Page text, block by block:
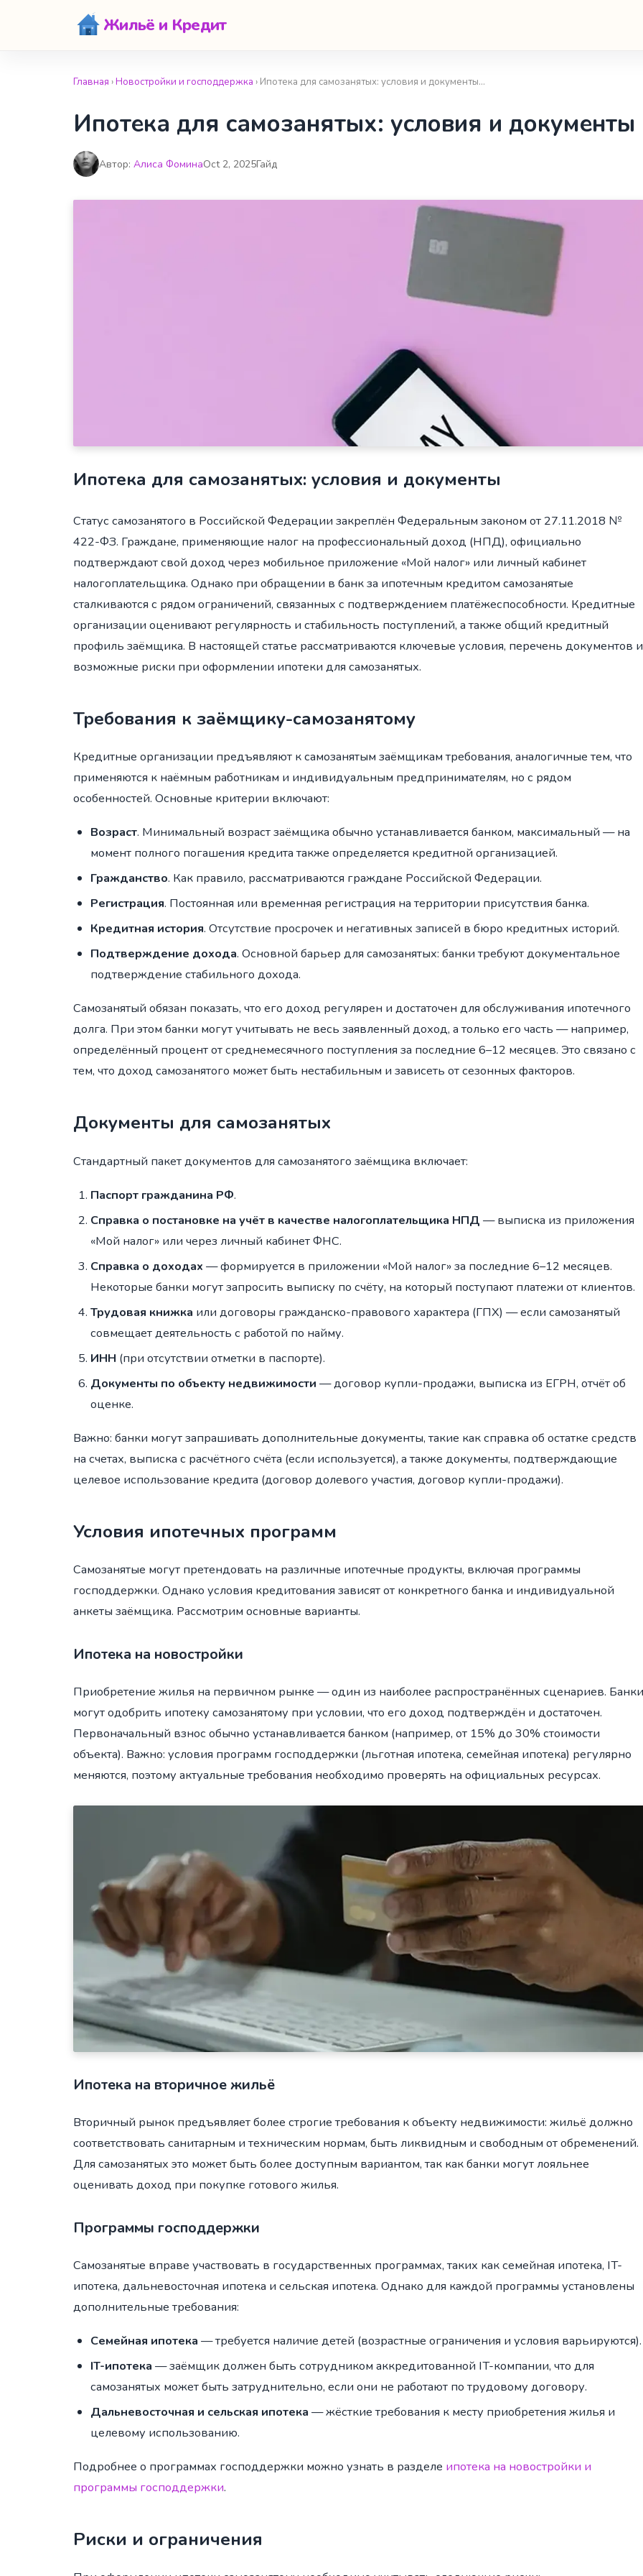
Жильё и Кредит
Главная ›Новостройки и господдержка › Ипотека для самозанятых: условия и документы…
Ипотека для самозанятых: условия и документы
Автор: Алиса ФоминаOct 2, 2025Гайд
Ипотека для самозанятых: условия и документы
Статус самозанятого в Российской Федерации закреплён Федеральным законом от 27.11.2018 №
422-ФЗ. Граждане, применяющие налог на профессиональный доход (НПД), официально
подтверждают свой доход через мобильное приложение «Мой налог» или личный кабинет
налогоплательщика. Однако при обращении в банк за ипотечным кредитом самозанятые
сталкиваются с рядом ограничений, связанных с подтверждением платёжеспособности. Кредитные
организации оценивают регулярность и стабильность поступлений, а также общий кредитный
профиль заёмщика. В настоящей статье рассматриваются ключевые условия, перечень документов и
возможные риски при оформлении ипотеки для самозанятых.
Требования к заёмщику-самозанятому
Кредитные организации предъявляют к самозанятым заёмщикам требования, аналогичные тем, что
применяются к наёмным работникам и индивидуальным предпринимателям, но с рядом
особенностей. Основные критерии включают:
Возраст. Минимальный возраст заёмщика обычно устанавливается банком, максимальный — на
момент полного погашения кредита также определяется кредитной организацией.
Гражданство. Как правило, рассматриваются граждане Российской Федерации.
Регистрация. Постоянная или временная регистрация на территории присутствия банка.
Кредитная история. Отсутствие просрочек и негативных записей в бюро кредитных историй.
Подтверждение дохода. Основной барьер для самозанятых: банки требуют документальное
подтверждение стабильного дохода.
Самозанятый обязан показать, что его доход регулярен и достаточен для обслуживания ипотечного
долга. При этом банки могут учитывать не весь заявленный доход, а только его часть — например,
определённый процент от среднемесячного поступления за последние 6–12 месяцев. Это связано с
тем, что доход самозанятого может быть нестабильным и зависеть от сезонных факторов.
Документы для самозанятых
Стандартный пакет документов для самозанятого заёмщика включает:
Паспорт гражданина РФ.
Справка о постановке на учёт в качестве налогоплательщика НПД — выписка из приложения
«Мой налог» или через личный кабинет ФНС.
Справка о доходах — формируется в приложении «Мой налог» за последние 6–12 месяцев.
Некоторые банки могут запросить выписку по счёту, на который поступают платежи от клиентов.
Трудовая книжка или договоры гражданско-правового характера (ГПХ) — если самозанятый
совмещает деятельность с работой по найму.
ИНН (при отсутствии отметки в паспорте).
Документы по объекту недвижимости — договор купли-продажи, выписка из ЕГРН, отчёт об
оценке.
Важно: банки могут запрашивать дополнительные документы, такие как справка об остатке средств
на счетах, выписка с расчётного счёта (если используется), а также документы, подтверждающие
целевое использование кредита (договор долевого участия, договор купли-продажи).
Условия ипотечных программ
Самозанятые могут претендовать на различные ипотечные продукты, включая программы
господдержки. Однако условия кредитования зависят от конкретного банка и индивидуальной
анкеты заёмщика. Рассмотрим основные варианты.
Ипотека на новостройки
Приобретение жилья на первичном рынке — один из наиболее распространённых сценариев. Банки
могут одобрить ипотеку самозанятому при условии, что его доход подтверждён и достаточен.
Первоначальный взнос обычно устанавливается банком (например, от 15% до 30% стоимости
объекта). Важно: условия программ господдержки (льготная ипотека, семейная ипотека) регулярно
меняются, поэтому актуальные требования необходимо проверять на официальных ресурсах.
Ипотека на вторичное жильё
Вторичный рынок предъявляет более строгие требования к объекту недвижимости: жильё должно
соответствовать санитарным и техническим нормам, быть ликвидным и свободным от обременений.
Для самозанятых это может быть более доступным вариантом, так как банки могут лояльнее
оценивать доход при покупке готового жилья.
Программы господдержки
Самозанятые вправе участвовать в государственных программах, таких как семейная ипотека, IT-
ипотека, дальневосточная ипотека и сельская ипотека. Однако для каждой программы установлены
дополнительные требования:
Семейная ипотека — требуется наличие детей (возрастные ограничения и условия варьируются).
IT-ипотека — заёмщик должен быть сотрудником аккредитованной IT-компании, что для
самозанятых может быть затруднительно, если они не работают по трудовому договору.
Дальневосточная и сельская ипотека — жёсткие требования к месту приобретения жилья и
целевому использованию.
Подробнее о программах господдержки можно узнать в разделе ипотека на новостройки и
программы господдержки.
Риски и ограничения